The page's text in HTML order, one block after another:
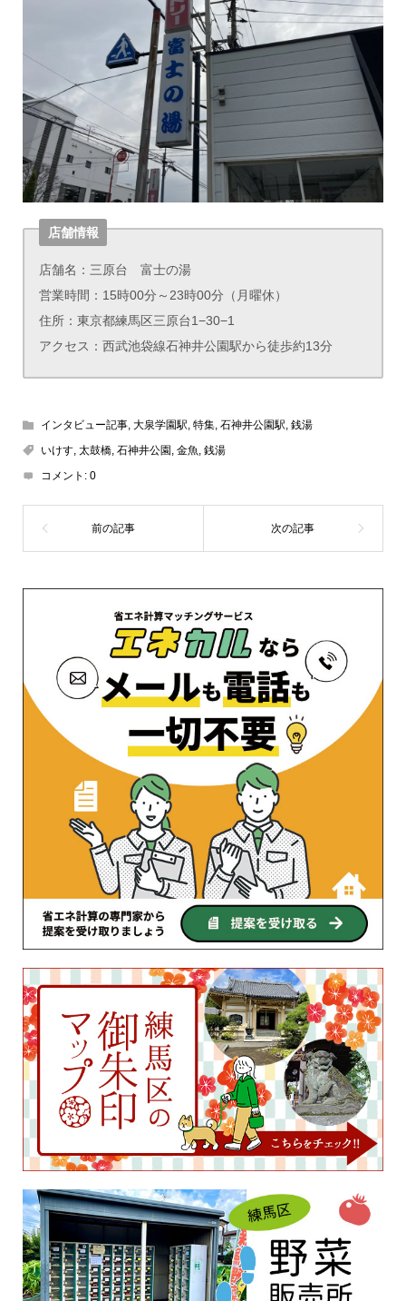
店舗情報
店舗名：三原台 富士の湯
営業時間：15時00分～23時00分（月曜休）
住所：東京都練馬区三原台1−30−1
アクセス：西武池袋線石神井公園駅から徒歩約13分
インタビュー記事, 大泉学園駅, 特集, 石神井公園駅, 銭湯
いけす, 太鼓橋, 石神井公園 , 金魚, 銭湯
コメント: 0